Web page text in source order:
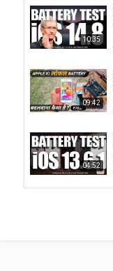
10:35
09:42
04:52